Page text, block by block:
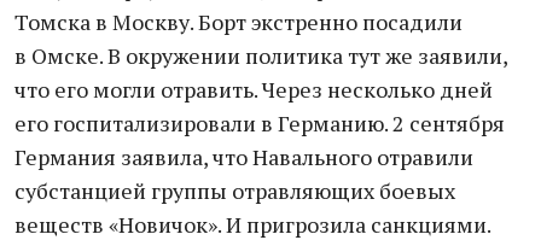
Томска в Москву. Борт экстренно посадили
в Омске. В окружении политика тут же заявили,
что его могли отравить. Через несколько дней
его госпитализировали в Германию. 2 сентября
Германия заявила, что Навального отравили
субстанцией группы отравляющих боевых
веществ «Новичок». И пригрозила санкциями.